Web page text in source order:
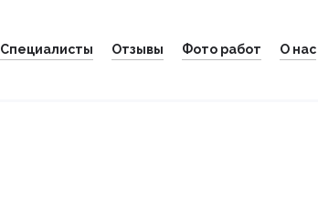
Специалисты Отзывы Фото работ О нас